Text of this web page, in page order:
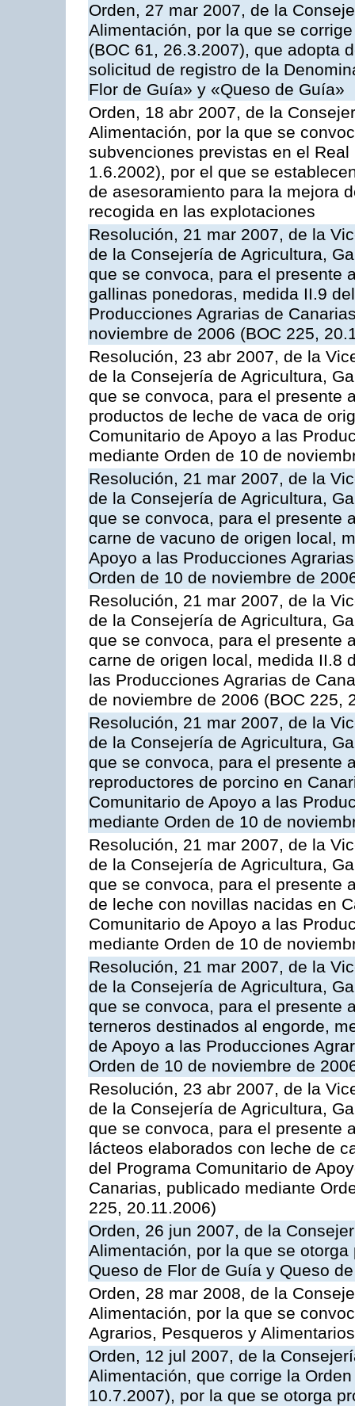
Orden, 27 mar 2007, de la
Alimentación, por la que se
(BOC 61, 26.3.2007), que adopta
solicitud de registro de la
Flor de Guía» y «Queso de Guía»
Orden, 18 abr 2007, de la
Alimentación, por la que se
subvenciones previstas en el
1.6.2002), por el que se
de asesoramiento para la mejora
recogida en las explotaciones
Resolución, 21 mar 2007, de la
de la Consejería de Agricultura,
que se convoca, para el presente
gallinas ponedoras, medida II.9
Producciones Agrarias de
noviembre de 2006 (BOC 225,
Resolución, 23 abr 2007, de la
de la Consejería de Agricultura,
que se convoca, para el presente
productos de leche de vaca de
Comunitario de Apoyo a las
mediante Orden de 10 de
Resolución, 21 mar 2007, de la
de la Consejería de Agricultura,
que se convoca, para el presente
carne de vacuno de origen local,
Apoyo a las Producciones
Orden de 10 de noviembre de
Resolución, 21 mar 2007, de la
de la Consejería de Agricultura,
que se convoca, para el presente
carne de origen local, medida II.8
las Producciones Agrarias de
de noviembre de 2006 (BOC 225,
Resolución, 21 mar 2007, de la
de la Consejería de Agricultura,
que se convoca, para el presente
reproductores de porcino en
Comunitario de Apoyo a las
mediante Orden de 10 de
Resolución, 21 mar 2007, de la
de la Consejería de Agricultura,
que se convoca, para el presente
de leche con novillas nacidas en
Comunitario de Apoyo a las
mediante Orden de 10 de
Resolución, 21 mar 2007, de la
de la Consejería de Agricultura,
que se convoca, para el presente
terneros destinados al engorde,
de Apoyo a las Producciones
Orden de 10 de noviembre de
Resolución, 23 abr 2007, de la
de la Consejería de Agricultura,
que se convoca, para el presente
lácteos elaborados con leche de
del Programa Comunitario de
Canarias, publicado mediante
225, 20.11.2006)
Orden, 26 jun 2007, de la
Alimentación, por la que se
Queso de Flor de Guía y Queso
Orden, 28 mar 2008, de la
Alimentación, por la que se
Agrarios, Pesqueros y
Orden, 12 jul 2007, de la
Alimentación, que corrige la
10.7.2007), por la que se otorga